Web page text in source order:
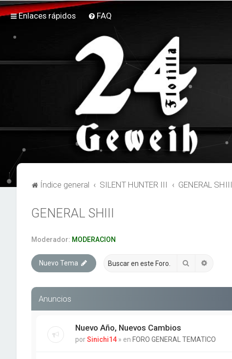
Enlaces rápidos FAQ
Índice general SILENT HUNTER III GENERAL SHIII
GENERAL SHIII
Moderador: MODERACION
Nuevo Tema Buscar
Anuncios
Nuevo Año, Nuevos Cambios
porSinichi14 » en FORO GENERAL TEMATICO